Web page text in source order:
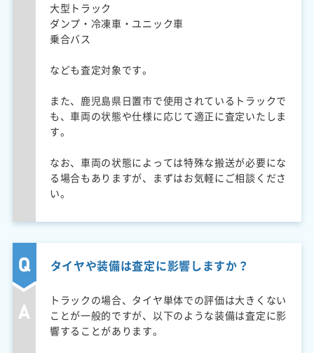
大型トラック
ダンプ・冷凍車・ユニック車
乗合バス
なども査定対象です。
また、鹿児島県日置市で使用されているトラックで
も、車両の状態や仕様に応じて適正に査定いたしま
す。
なお、車両の状態によっては特殊な搬送が必要にな
る場合もありますが、まずはお気軽にご相談くださ
い。
タイヤや装備は査定に影響しますか？
トラックの場合、タイヤ単体での評価は大きくない
ことが一般的ですが、以下のような装備は査定に影
響することがあります。